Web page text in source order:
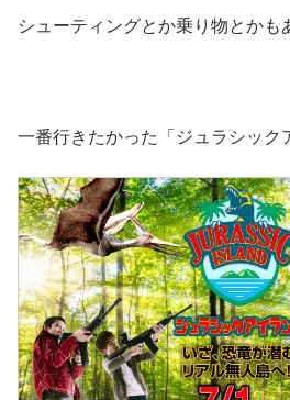
シューティングとか乗り物とかも
一番行きたかった「ジュラシック